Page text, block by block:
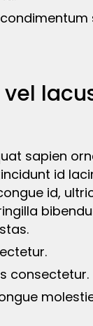
sapien
id
id,
consectetur.